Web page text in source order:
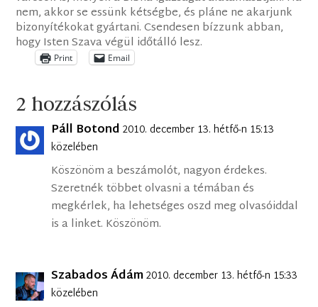
nem, akkor se essünk kétségbe, és pláne ne akarjunk
bizonyítékokat gyártani. Csendesen bízzunk abban,
hogy Isten Szava végül időtálló lesz.
Print Email
2 hozzászólás
Páll Botond 2010. december 13. hétfő-n 15:13
közelében
Köszönöm a beszámolót, nagyon érdekes.
Szeretnék többet olvasni a témában és
megkérlek, ha lehetséges oszd meg olvasóiddal
is a linket. Köszönöm.
Szabados Ádám2010. december 13. hétfő-n 15:33
közelében